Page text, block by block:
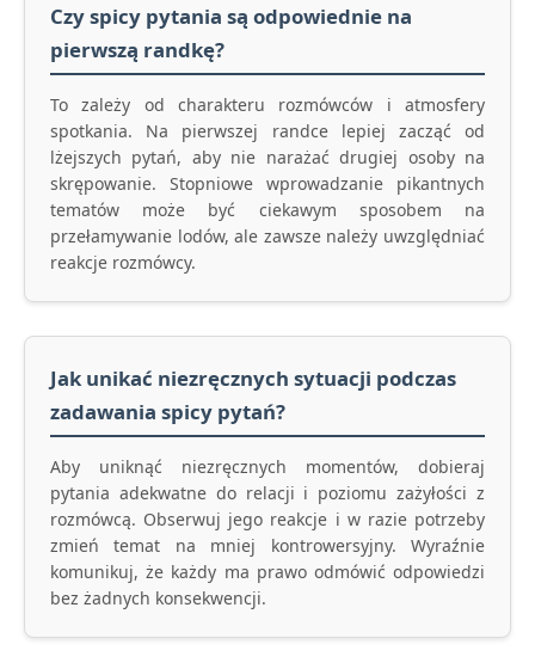
Czy spicy pytania są odpowiednie na
pierwszą randkę?
To zależy od charakteru rozmówców i atmosfery
spotkania. Na pierwszej randce lepiej zacząć od
lżejszych pytań, aby nie narażać drugiej osoby na
skrępowanie. Stopniowe wprowadzanie pikantnych
tematów może być ciekawym sposobem na
przełamywanie lodów, ale zawsze należy uwzględniać
reakcje rozmówcy.
Jak unikać niezręcznych sytuacji podczas
zadawania spicy pytań?
Aby uniknąć niezręcznych momentów, dobieraj
pytania adekwatne do relacji i poziomu zażyłości z
rozmówcą. Obserwuj jego reakcje i w razie potrzeby
zmień temat na mniej kontrowersyjny. Wyraźnie
komunikuj, że każdy ma prawo odmówić odpowiedzi
bez żadnych konsekwencji.